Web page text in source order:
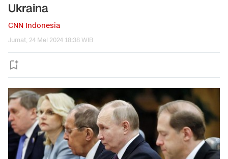
Ukraina
CNN Indonesia
Jumat, 24 Mei 2024 18:38 WIB